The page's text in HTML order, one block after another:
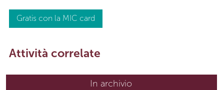
Gratis con la MIC card
Attività correlate
In archivio